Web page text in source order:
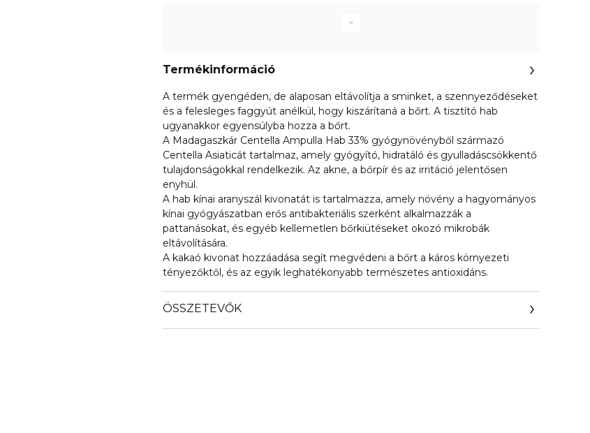
Termékinformáció
A termék gyengéden, de alaposan eltávolítja a sminket, a szennyeződéseket
és a felesleges faggyút anélkül, hogy kiszárítaná a bőrt. A tisztító hab
ugyanakkor egyensúlyba hozza a bőrt.
A Madagaszkár Centella Ampulla Hab 33% gyógynövényből származó
Centella Asiaticát tartalmaz, amely gyógyító, hidratáló és gyulladáscsökkentő
tulajdonságokkal rendelkezik. Az akne, a bőrpír és az irritáció jelentősen
enyhül.
A hab kínai aranyszál kivonatát is tartalmazza, amely növény a hagyományos
kínai gyógyászatban erős antibakteriális szerként alkalmazzák a
pattanásokat, és egyéb kellemetlen bőrkiütéseket okozó mikrobák
eltávolítására.
A kakaó kivonat hozzáadása segít megvédeni a bőrt a káros környezeti
tényezőktől, és az egyik leghatékonyabb természetes antioxidáns.
ÖSSZETEVŐK